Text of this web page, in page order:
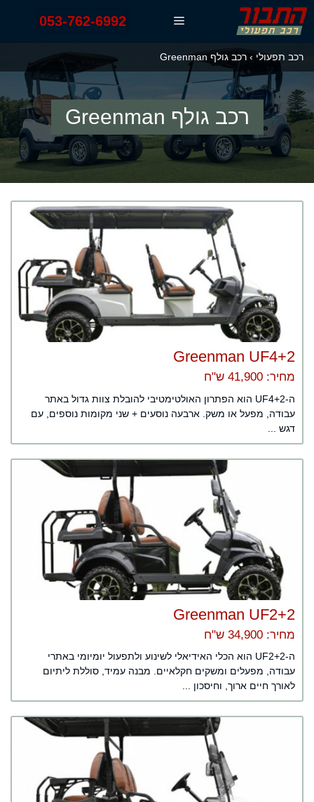
לדלג
לתוכן
תפריט 053-762-6992
רכב תפעולי › רכב גולף Greenman
רכב גולף Greenman
Greenman UF4+2
מחיר: 41,900 ש"ח
ה-UF4+2 הוא הפתרון האולטימטיבי להובלת צוות גדול באתר
עבודה, מפעל או משק. ארבעה נוסעים + שני מקומות נוספים, עם
דגש ...
Greenman UF2+2
מחיר: 34,900 ש"ח
ה-UF2+2 הוא הכלי האידיאלי לשינוע ולתפעול יומיומי באתרי
עבודה, מפעלים ומשקים חקלאיים. מבנה עמיד, סוללת ליתיום
לאורך חיים ארוך, וחיסכון ...